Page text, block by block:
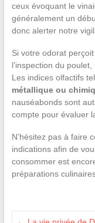
ceux évoquant le
généralement un
donc alerter notre
Si votre odorat
l’inspection du
Les indices olfactifs
métallique ou
nauséabonds sont
compte pour évaluer
N’hésitez pas à faire
indications afin de
consommer est
préparations